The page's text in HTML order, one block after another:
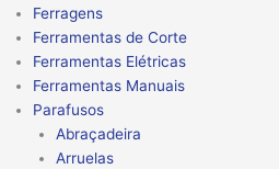
Ferragens
Ferramentas de Corte
Ferramentas Elétricas
Ferramentas Manuais
Parafusos
Abraçadeira
Arruelas